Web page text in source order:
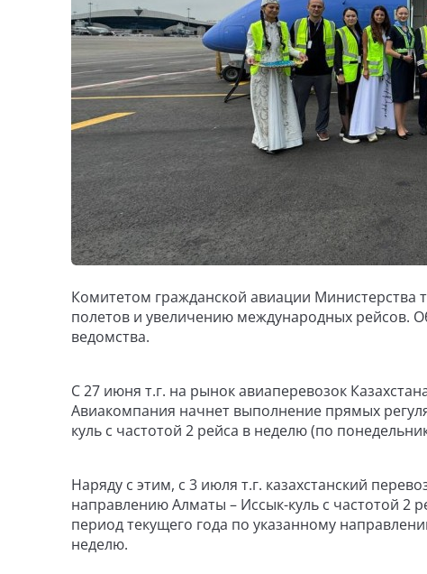
Комитетом гражданской авиации Министерства
полетов и увеличению международных рейсов.
ведомства.
С 27 июня т.г. на рынок авиаперевозок
Авиакомпания начнет выполнение прямых
куль с частотой 2 рейса в неделю (по
Наряду с этим, с 3 июля т.г. казахстанский
направлению Алматы – Иссык-куль с частотой 2
период текущего года по указанному
неделю.